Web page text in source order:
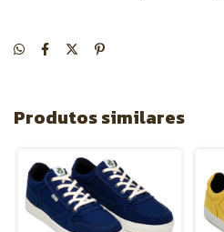
Produtos similares